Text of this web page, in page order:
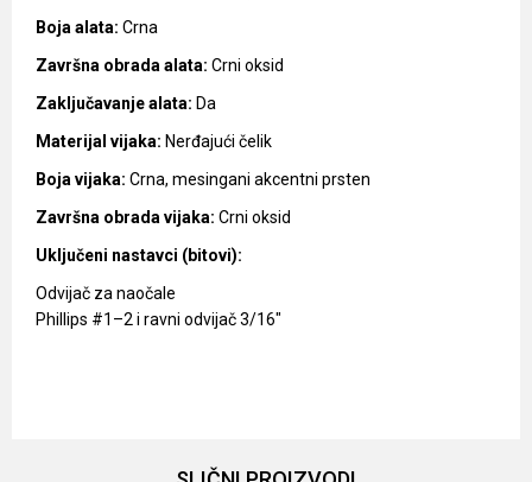
Boja alata: Crna
Završna obrada alata: Crni oksid
Zaključavanje alata: Da
Materijal vijaka: Nerđajući čelik
Boja vijaka: Crna, mesingani akcentni prsten
Završna obrada vijaka: Crni oksid
Uključeni nastavci (bitovi):
Odvijač za naočale
Phillips #1–2 i ravni odvijač 3/16"